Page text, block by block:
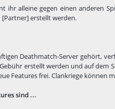
ihr alleine gegen einen anderen
erstellt werden.
Deathmatch-Server gehört,
erstellt werden und auf dem
Features frei. Clankriege können
sind ...